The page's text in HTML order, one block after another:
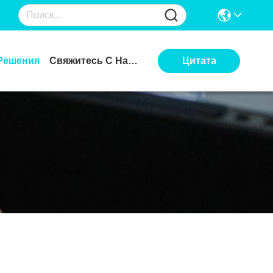
Свяжитесь С Нами Цитата